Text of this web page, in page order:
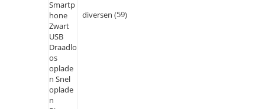
diversen 59